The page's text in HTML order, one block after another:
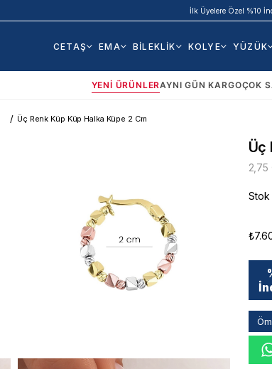
İlk Üyelere Özel %10
CETAŞ EMA BİLEKLİK KOLYE YÜZÜK
YENI ÜRÜNLERAYNI GÜN KARGOÇOK
Üç Renk Küp Küp Halka Küpe 2 Cm
Üç
2,75
Stok